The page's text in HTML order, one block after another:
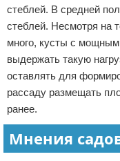
стеблей. В средней
стеблей. Несмотря на
много, кусты с
выдержать такую
оставлять для
рассаду размещать
ранее.
Мнения